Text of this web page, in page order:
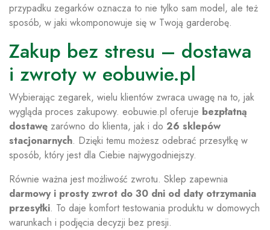
przypadku zegarków oznacza to nie tylko sam model, ale też
sposób, w jaki wkomponowuje się w Twoją garderobę.
Zakup bez stresu – dostawa
i zwroty w eobuwie.pl
Wybierając zegarek, wielu klientów zwraca uwagę na to, jak
wygląda proces zakupowy. eobuwie.pl oferuje bezpłatną
dostawę zarówno do klienta, jak i do 26 sklepów
stacjonarnych. Dzięki temu możesz odebrać przesyłkę w
sposób, który jest dla Ciebie najwygodniejszy.
Równie ważna jest możliwość zwrotu. Sklep zapewnia
darmowy i prosty zwrot do 30 dni od daty otrzymania
przesyłki. To daje komfort testowania produktu w domowych
warunkach i podjęcia decyzji bez presji.